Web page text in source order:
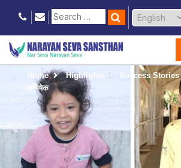
Home Highlights
Success Stories
अभिषेक